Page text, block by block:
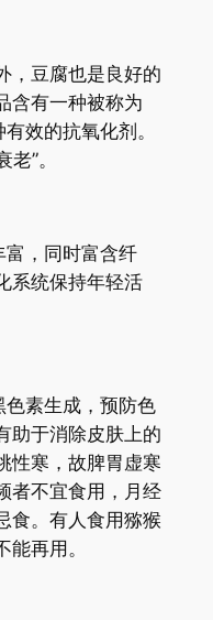
豆腐也是良好的
含有一种被称为
效的抗氧化剂。
”。
，同时富含纤
系统保持年轻活
素生成，预防色
助于消除皮肤上的
性寒，故脾胃虚寒
者不宜食用，月经
食。有人食用猕猴
再用。